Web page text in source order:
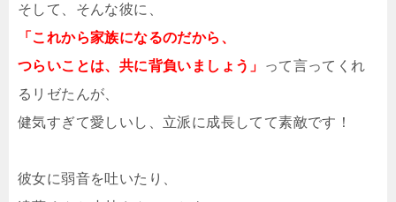
そして、そんな彼に、
「これから家族になるのだから、
つらいことは、共に背負いましょう」
って言ってくれ
るリゼたんが、
健気すぎて愛しいし、立派に成長してて素敵です！
彼女に弱音を吐いたり、